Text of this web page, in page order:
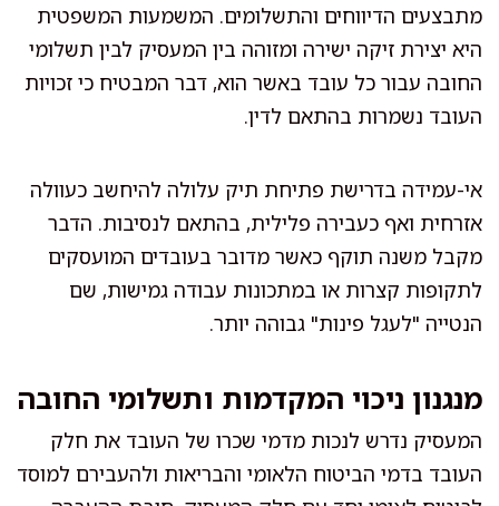
מתבצעים הדיווחים והתשלומים. המשמעות המשפטית
היא יצירת זיקה ישירה ומזוהה בין המעסיק לבין תשלומי
החובה עבור כל עובד באשר הוא, דבר המבטיח כי זכויות
העובד נשמרות בהתאם לדין.
אי-עמידה בדרישת פתיחת תיק עלולה להיחשב כעוולה
אזרחית ואף כעבירה פלילית, בהתאם לנסיבות. הדבר
מקבל משנה תוקף כאשר מדובר בעובדים המועסקים
לתקופות קצרות או במתכונות עבודה גמישות, שם
הנטייה "לעגל פינות" גבוהה יותר.
מנגנון ניכוי המקדמות ותשלומי החובה
המעסיק נדרש לנכות מדמי שכרו של העובד את חלק
העובד בדמי הביטוח הלאומי והבריאות ולהעבירם למוסד